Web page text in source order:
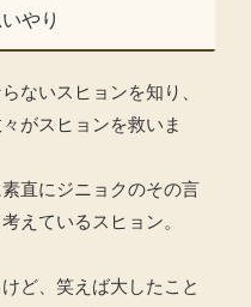
やり
ないスヒョンを知り、
がスヒョンを救いま
直にジニョクのその言
えているスヒョン。
ど、笑えば大したこと